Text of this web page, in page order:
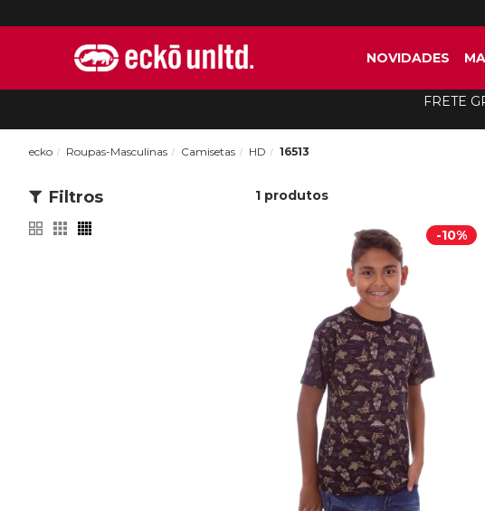
NOVIDADES
FRETE
ecko Roupas-Masculinas Camisetas HD 16513
Filtros 1 produtos
-10%